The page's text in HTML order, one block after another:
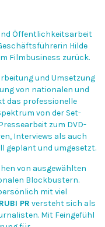
Öffentlichkeitsarbeit
Hilde
Filmbusiness zurück.
und Umsetzung
von nationalen und
das professionelle
von der Set-
zum DVD-
Interviews als auch
geplant und umgesetzt.
von ausgewählten
Blockbustern.
mit viel
RUBI PR versteht sich als
Mit Feingefühl